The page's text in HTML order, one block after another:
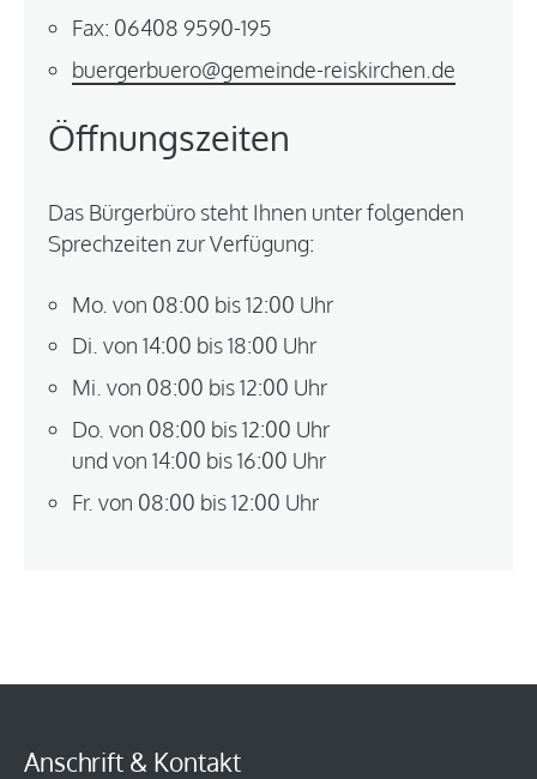
Fax: 06408 9590-195
buergerbuero@gemeinde-reiskirchen.de
Öffnungszeiten
Das Bürgerbüro steht Ihnen unter folgenden
Sprechzeiten zur Verfügung:
Mo. von 08:00 bis 12:00 Uhr
Di. von 14:00 bis 18:00 Uhr
Mi. von 08:00 bis 12:00 Uhr
Do. von 08:00 bis 12:00 Uhr
und von 14:00 bis 16:00 Uhr
Fr. von 08:00 bis 12:00 Uhr
Anschrift & Kontakt